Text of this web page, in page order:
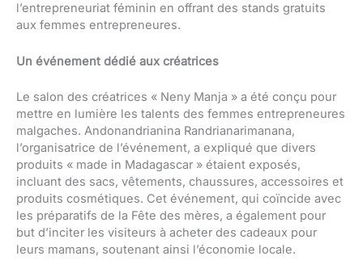
l’entrepreneuriat féminin en offrant des stands gratuits
aux femmes entrepreneures.
Un événement dédié aux créatrices
Le salon des créatrices « Neny Manja » a été conçu pour
mettre en lumière les talents des femmes entrepreneures
malgaches. Andonandrianina Randrianarimanana,
l’organisatrice de l’événement, a expliqué que divers
produits « made in Madagascar » étaient exposés,
incluant des sacs, vêtements, chaussures, accessoires et
produits cosmétiques. Cet événement, qui coïncide avec
les préparatifs de la Fête des mères, a également pour
but d’inciter les visiteurs à acheter des cadeaux pour
leurs mamans, soutenant ainsi l’économie locale.